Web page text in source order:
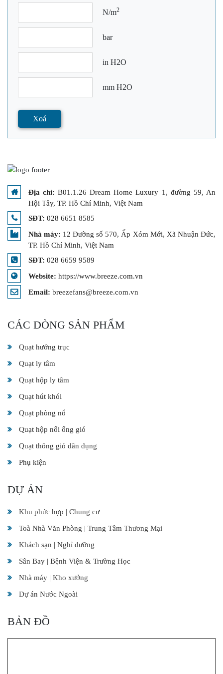
N/m2
bar
in H2O
mm H2O
Xoá
Địa chỉ:B01.1.26 Dream Home Luxury 1, đường 59, An
Hội Tây, TP. Hồ Chí Minh, Việt Nam
SĐT: 028 6651 8585
Nhà máy: 12 Đường số 570, Ấp Xóm Mới, Xã Nhuận Đức,
TP. Hồ Chí Minh, Việt Nam
SĐT: 028 6659 9589
Website: https://www.breeze.com.vn
Email: breezefans@breeze.com.vn
CÁC DÒNG SẢN PHẨM
Quạt hướng trục
Quạt ly tâm
Quạt hộp ly tâm
Quạt hút khói
Quạt phòng nổ
Quạt hộp nối ống gió
Quạt thông gió dân dụng
Phụ kiện
DỰ ÁN
Khu phức hợp | Chung cư
Toà Nhà Văn Phòng | Trung Tâm Thương Mại
Khách sạn | Nghỉ dưỡng
Sân Bay | Bệnh Viện & Trường Học
Nhà máy | Kho xưởng
Dự án Nước Ngoài
BẢN ĐỒ